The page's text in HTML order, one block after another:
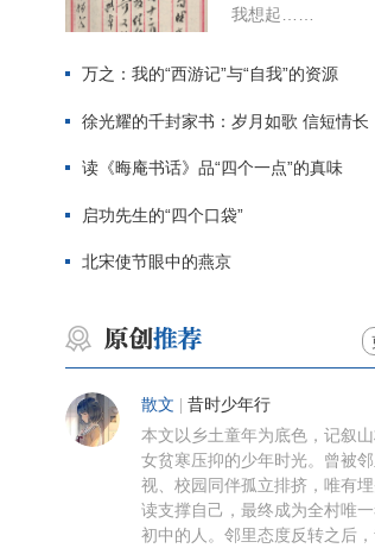
我想起……
万之：我的“西游记”与“自我”的资源
徐光耀的千封家书：岁月如歌 信短情长
读《晦庵书话》品“四个一点”的真味
启功先生的“四个口袋”
北宋使节眼中的燕京
散文 昔时少年行
本文以乡土童年为底色，记叙
女贫寒压抑的少年时光。曾被
视、校园同伴孤立排挤，唯有
读支撑自己，最终成为全村唯
初中的人。邻里态度反转之后，